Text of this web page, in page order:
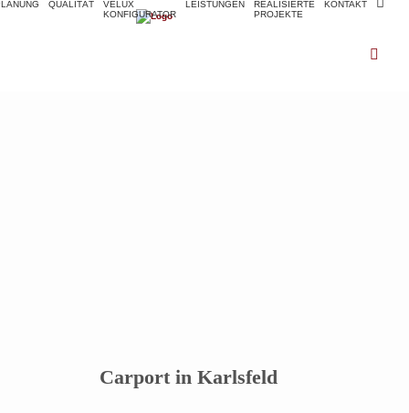
QUALITÄT
VELUX
KONFIGURATOR
LEISTUNGEN
REALISIERTE
PROJEKTE
KONTAKT
Carport in Karlsfeld